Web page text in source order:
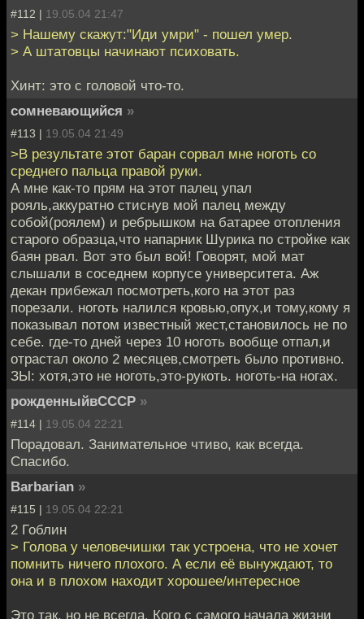
#112 | 19.05.04 21:47
> Нашему скажут:"Иди умри" - пошел умер.
> А штатовцы начинают психовать.
Хинт: это с головой что-то.
сомневающийся »
#113 | 19.05.04 21:49
>В результате этот баран сорвал мне ноготь со
среднего пальца правой руки.
А мне как-то прям на этот палец упал
рояль,аккуратно стиснув мой палец между
собой(роялем) и ребрышком на батарее отопления
старого образца,что напарник Шурика по стройке как
баян рвал. Вот это был вой! Говорят, мой мат
слышали в соседнем корпусе университета. Аж
декан прибежал посмотреть,кого на этот раз
порезали. ноготь налился кровью,опух,и тому,кому я
показывал потом известный жест,становилось не по
себе. где-то дней через 10 ноготь вообще отпал,и
отрастал около 2 месяцев,смотреть было противно.
ЗЫ: хотя,это не ноготь,это-рукоть. ноготь-на ногах.
рожденныйвСССР »
#114 | 19.05.04 22:21
Порадовал. Занимательное чтиво, как всегда.
Спасибо.
Barbarian »
#115 | 19.05.04 22:21
2 Гоблин
> Голова у человечишки так устроена, что не хочет
помнить ничего плохого. А если её вынуждают, то
она и в плохом находит хорошее/интересное
Это так, но не всегда. Кого с самого начала жизни